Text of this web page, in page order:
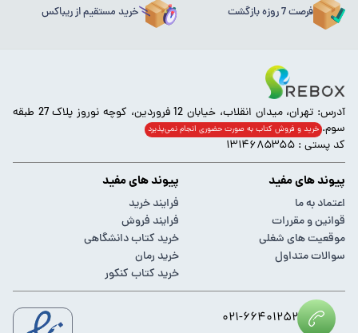
فرصت 7 روزه بازگشت خرید مستقیم از ریباکس
آدرس: تهران، میدان انقلاب، خیابان 12 فروردین، کوچه نوروز پلاک 27 طبقه
سوم. خرید و فروش کتاب به صورت حضوری انجام‌ نمی‌پذیرد
کد پستی : ۱۳۱۴۶۸۵۳۵۵
پیوند های مفید
اعتماد به ما
قوانین و مقررات
موقعیت های شغلی
سوالات متداول
پیوند های مفید
فرایند خرید
فرایند فروش
خرید کتاب دانشگاهی
خرید رمان
خرید کتاب کنکور
۰۲۱-۶۶۴۰۱۲۵۲